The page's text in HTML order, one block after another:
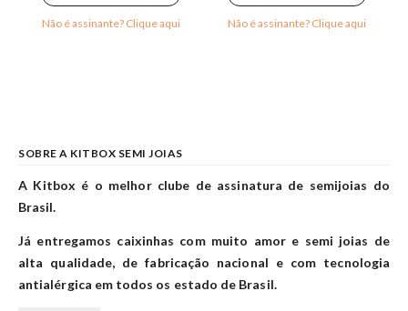
Não é assinante? Clique aqui Não é assinante? Clique aqui
SOBRE A KITBOX SEMI JOIAS
A Kitbox é o melhor clube de assinatura de semijoias do
Brasil.
Já entregamos caixinhas com muito amor e semi joias de
alta qualidade, de fabricação nacional e com tecnologia
antialérgica em todos os estado de Brasil.